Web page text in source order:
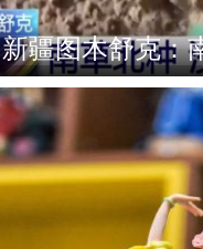
新疆图木舒克：